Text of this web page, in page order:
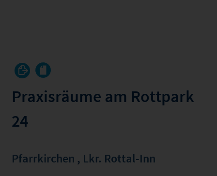
Praxisräume am Rottpark
24
Pfarrkirchen , Lkr. Rottal-Inn